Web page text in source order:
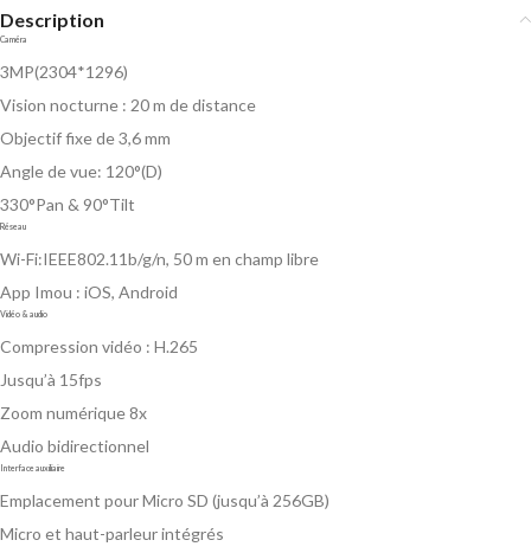
Description
Caméra
3MP(2304*1296)
Vision nocturne : 20 m de distance
Objectif fixe de 3,6 mm
Angle de vue: 120°(D)
330°Pan & 90°Tilt
Réseau
Wi-Fi:IEEE802.11b/g/n, 50 m en champ libre
App Imou : iOS, Android
Vidéo & audio
Compression vidéo : H.265
Jusqu’à 15fps
Zoom numérique 8x
Audio bidirectionnel
Interface auxiliaire
Emplacement pour Micro SD (jusqu’à 256GB)
Micro et haut-parleur intégrés